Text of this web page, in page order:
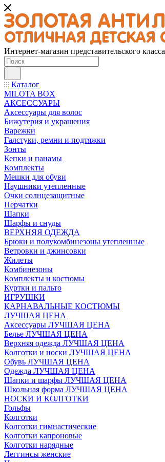
Интернет-магазин представительского класса
Каталог
MILOTA BOX
АКСЕССУАРЫ
Аксессуары для волос
Бижутерия и украшения
Варежки
Галстуки, ремни и подтяжки
Зонты
Кепки и панамы
Комплекты
Мешки для обуви
Наушники утепленные
Очки солнцезащитные
Перчатки
Шапки
Шарфы и снуды
ВЕРХНЯЯ ОДЕЖДА
Брюки и полукомбинезоны утепленные
Ветровки и джинсовки
Жилеты
Комбинезоны
Комплекты и костюмы
Куртки и пальто
ИГРУШКИ
КАРНАВАЛЬНЫЕ КОСТЮМЫ
ЛУЧШАЯ ЦЕНА
Аксессуары ЛУЧШАЯ ЦЕНА
Белье ЛУЧШАЯ ЦЕНА
Верхняя одежда ЛУЧШАЯ ЦЕНА
Колготки и носки ЛУЧШАЯ ЦЕНА
Обувь ЛУЧШАЯ ЦЕНА
Одежда ЛУЧШАЯ ЦЕНА
Шапки и шарфы ЛУЧШАЯ ЦЕНА
Школьная форма ЛУЧШАЯ ЦЕНА
НОСКИ И КОЛГОТКИ
Гольфы
Колготки
Колготки гимнастические
Колготки капроновые
Колготки нарядные
Леггинсы женские